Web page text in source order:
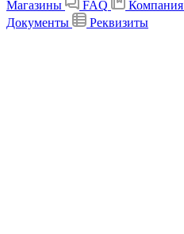
Магазины
FAQ Компания
Документы
Реквизиты